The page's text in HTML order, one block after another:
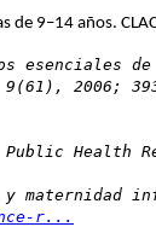
de 9–14 años.
esenciales
2006;
Health
y maternidad
r...